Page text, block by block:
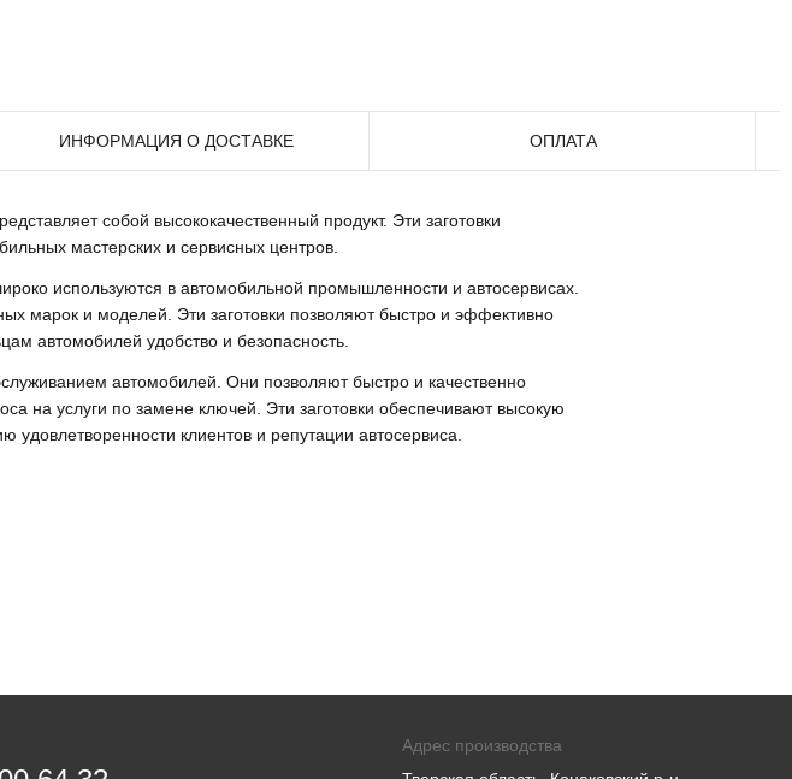
ИНФОРМАЦИЯ О ДОСТАВКЕ ОПЛАТА
собой высококачественный продукт. Эти заготовки
мастерских и сервисных центров.
используются в автомобильной промышленности и автосервисах.
марок и моделей. Эти заготовки позволяют быстро и эффективно
автомобилей удобство и безопасность.
автомобилей. Они позволяют быстро и качественно
на услуги по замене ключей. Эти заготовки обеспечивают высокую
удовлетворенности клиентов и репутации автосервиса.
Адрес производства